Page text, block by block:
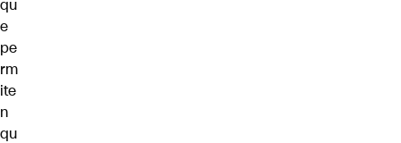
qu
e
pe
rm
ite
n
qu